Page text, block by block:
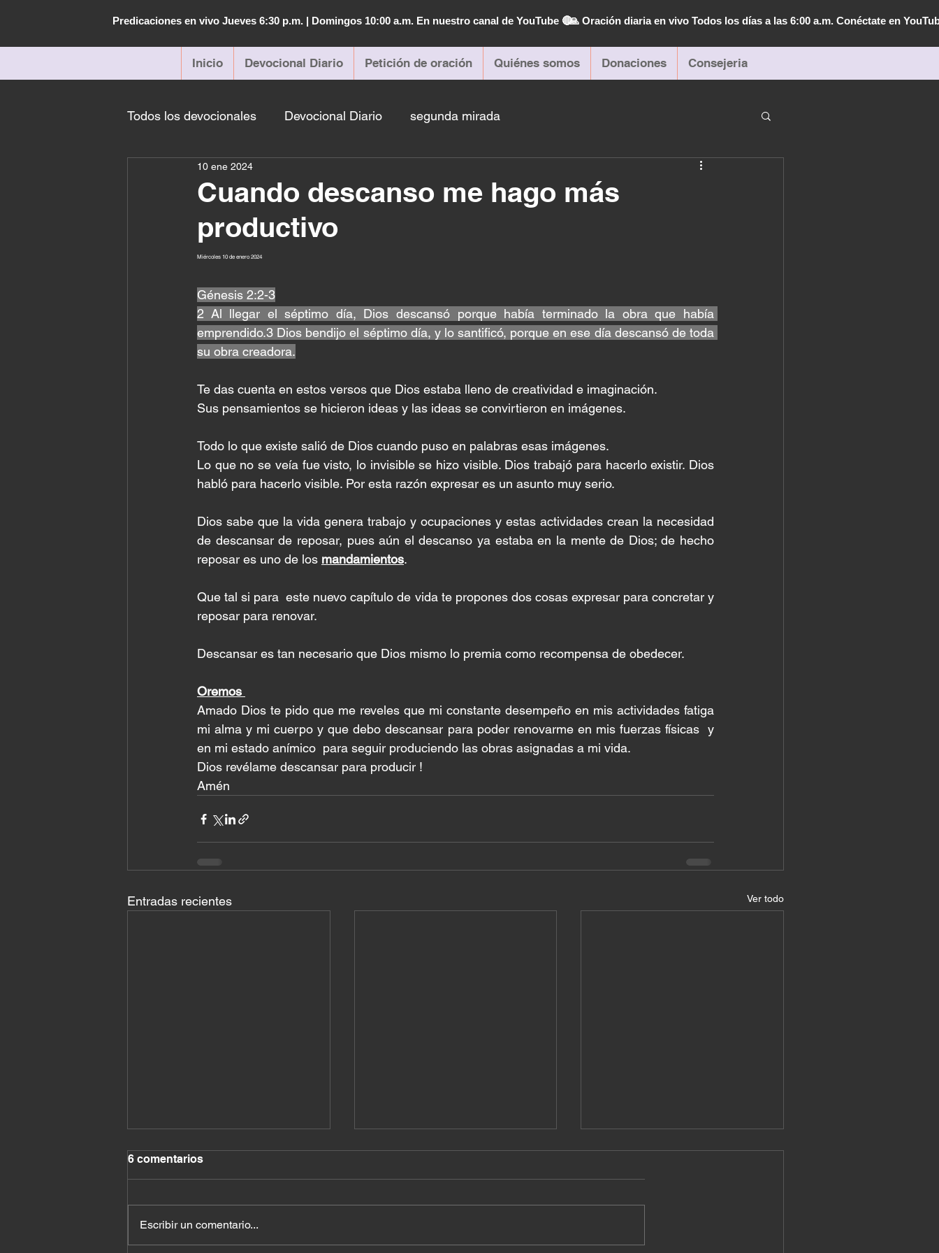
Predicaciones en vivo Jueves 6:30 p.m. | Domingos 10:00 a.m. En nuestro canal de YouTube 🔴🙏 Oración diaria en vivo Todos los días a las 6:00 a.m. Conéctate en
Inicio Devocional Diario Petición de oración Quiénes somos Donaciones Consejeria
Todos los devocionales Devocional Diario segunda mirada
Cuando descanso me hago más
productivo
10 ene 2024
Miércoles 10 de enero 2024
Génesis 2:2-3
2 Al llegar el séptimo día, Dios descansó porque había terminado la obra que había
emprendido.3 Dios bendijo el séptimo día, y lo santificó, porque en ese día descansó de toda
su obra creadora.
Te das cuenta en estos versos que Dios estaba lleno de creatividad e imaginación.
Sus pensamientos se hicieron ideas y las ideas se convirtieron en imágenes.
Todo lo que existe salió de Dios cuando puso en palabras esas imágenes.
Lo que no se veía fue visto, lo invisible se hizo visible. Dios trabajó para hacerlo existir. Dios
habló para hacerlo visible. Por esta razón expresar es un asunto muy serio.
Dios sabe que la vida genera trabajo y ocupaciones y estas actividades crean la necesidad
de descansar de reposar, pues aún el descanso ya estaba en la mente de Dios; de hecho
reposar es uno de los mandamientos.
Que tal si para  este nuevo capítulo de vida te propones dos cosas expresar para concretar y
reposar para renovar.
Descansar es tan necesario que Dios mismo lo premia como recompensa de obedecer.
Oremos
Amado Dios te pido que me reveles que mi constante desempeño en mis actividades fatiga
mi alma y mi cuerpo y que debo descansar para poder renovarme en mis fuerzas físicas  y
en mi estado anímico  para seguir produciendo las obras asignadas a mi vida.
Dios revélame descansar para producir !
Amén
Entradas recientes Ver todo
6 comentarios
Escribir un comentario...